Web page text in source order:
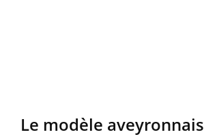
Le modèle aveyronnais